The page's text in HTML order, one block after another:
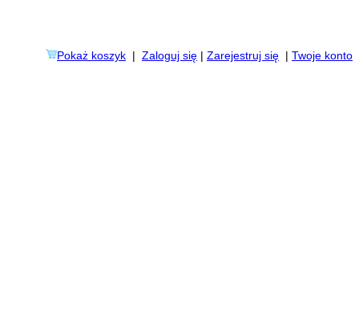
Pokaż koszyk | Zaloguj się | Zarejestruj się | Twoje konto